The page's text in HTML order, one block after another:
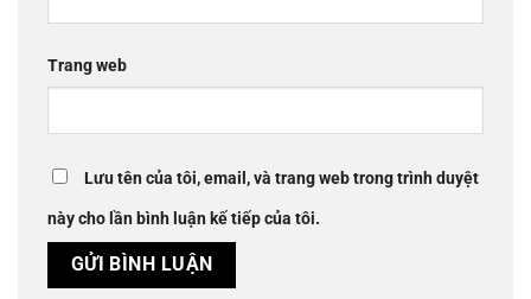
Trang web
Lưu tên của tôi, email, và trang web trong trình duyệt
này cho lần bình luận kế tiếp của tôi.